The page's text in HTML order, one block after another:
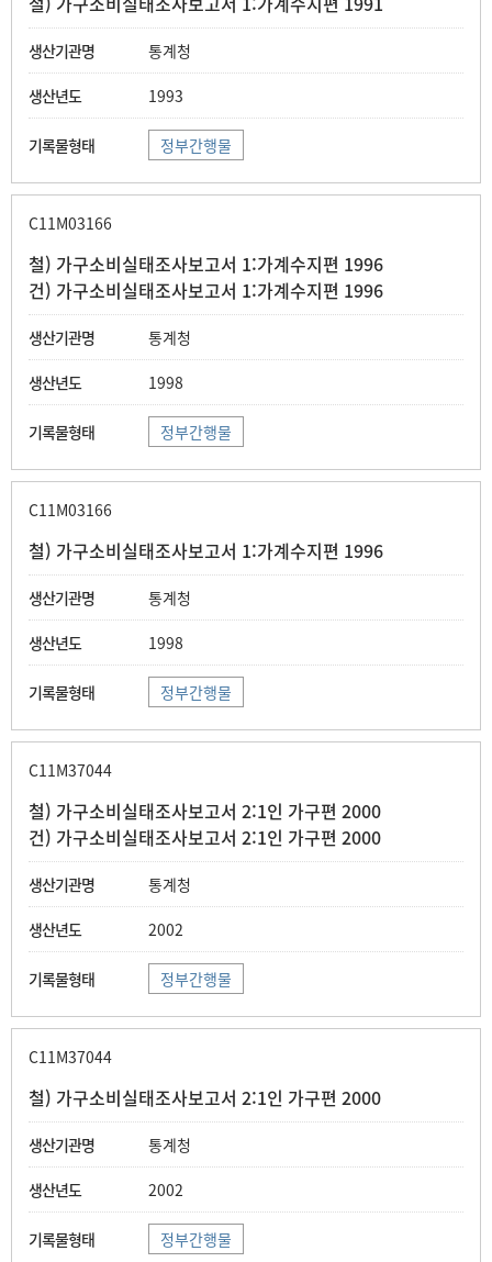
통계청
1993
정부간행물
C11M03166
철) 가구소비실태조사보고서 1:가계수지편 1996
건) 가구소비실태조사보고서 1:가계수지편 1996
통계청
1998
정부간행물
C11M03166
철) 가구소비실태조사보고서 1:가계수지편 1996
통계청
1998
정부간행물
C11M37044
철) 가구소비실태조사보고서 2:1인 가구편 2000
건) 가구소비실태조사보고서 2:1인 가구편 2000
통계청
2002
정부간행물
C11M37044
철) 가구소비실태조사보고서 2:1인 가구편 2000
통계청
2002
정부간행물